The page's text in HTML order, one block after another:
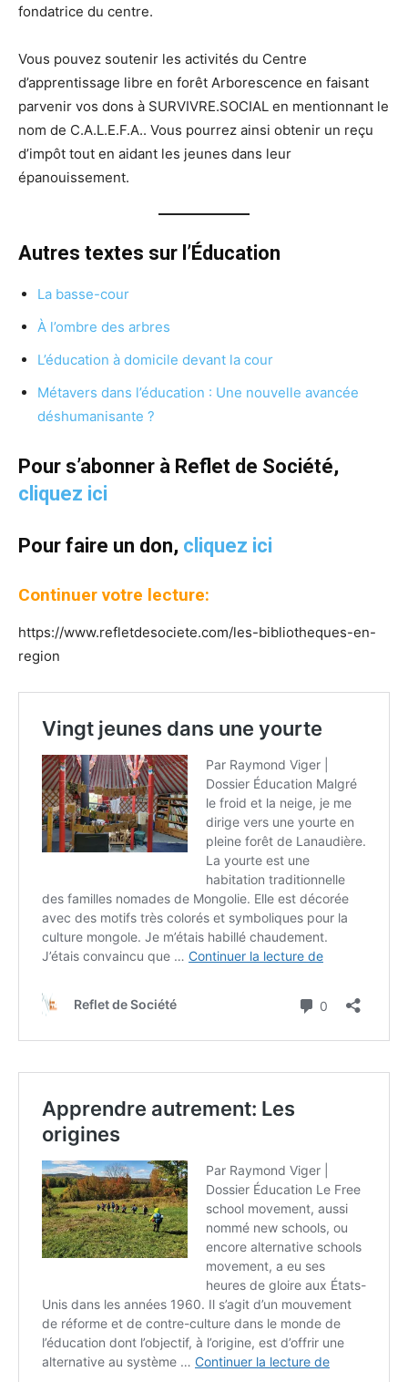
fondatrice du centre.
Vous pouvez soutenir les activités du Centre
d’apprentissage libre en forêt Arborescence en faisant
parvenir vos dons à SURVIVRE.SOCIAL en mentionnant le
nom de C.A.L.E.F.A.. Vous pourrez ainsi obtenir un reçu
d’impôt tout en aidant les jeunes dans leur
épanouissement.
Autres textes sur l’Éducation
La basse-cour
À l’ombre des arbres
L’éducation à domicile devant la cour
Métavers dans l’éducation : Une nouvelle avancée
déshumanisante ?
Pour s’abonner à Reflet de Société,
cliquez ici
Pour faire un don, cliquez ici
Continuer votre lecture:
https://www.refletdesociete.com/les-bibliotheques-en-
region